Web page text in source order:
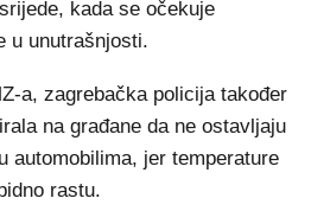
kada se očekuje
u unutrašnjosti.
a, zagrebačka policija također
na građane da ne ostavljaju
automobilima, jer temperature
rastu.